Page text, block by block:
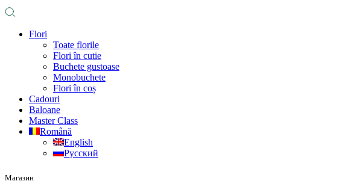
Flori
Toate florile
Flori în cutie
Buchete gustoase
Monobuchete
Flori în coș
Cadouri
Baloane
Master Class
Română
English
Русский
Магазин